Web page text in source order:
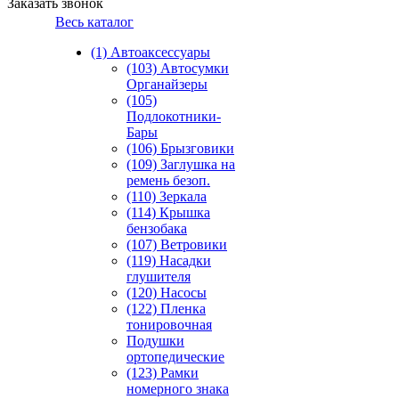
Заказать звонок
Весь каталог
(1) Автоаксессуары
(103) Автосумки
Органайзеры
(105)
Подлокотники-
Бары
(106) Брызговики
(109) Заглушка на
ремень безоп.
(110) Зеркала
(114) Крышка
бензобака
(107) Ветровики
(119) Насадки
глушителя
(120) Насосы
(122) Пленка
тонировочная
Подушки
ортопедические
(123) Рамки
номерного знака